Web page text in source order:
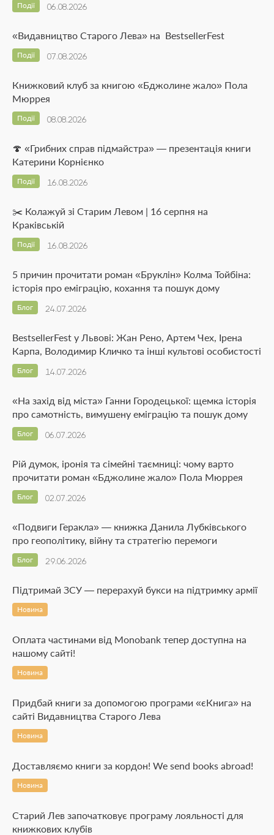
06.08.2026
Події
«Видавництво Старого Лева» на BestsellerFest
07.08.2026
Події
Книжковий клуб за книгою «Бджолине жало» Пола
Мюррея
08.08.2026
Події
🍄 «Грибних справ підмайстра» — презентація книги
Катерини Корнієнко
16.08.2026
Події
✂️ Колажуй зі Старим Левом | 16 серпня на
Краківській
16.08.2026
Події
5 причин прочитати роман «Бруклін» Колма Тойбіна:
історія про еміграцію, кохання та пошук дому
24.07.2026
Блог
BestsellerFest у Львові: Жан Рено, Артем Чех, Ірена
Карпа, Володимир Кличко та інші культові особистості
14.07.2026
Блог
«На захід від міста» Ганни Городецької: щемка історія
про самотність, вимушену еміграцію та пошук дому
06.07.2026
Блог
Рій думок, іронія та сімейні таємниці: чому варто
прочитати роман «Бджолине жало» Пола Мюррея
02.07.2026
Блог
«Подвиги Геракла» — книжка Данила Лубківського
про геополітику, війну та стратегію перемоги
29.06.2026
Блог
Підтримай ЗСУ — перерахуй букси на підтримку армії
Новина
Оплата частинами від Monobank тепер доступна на
нашому сайті!
Новина
Придбай книги за допомогою програми «єКнига» на
сайті Видавництва Старого Лева
Новина
Доставляємо книги за кордон! We send books abroad!
Новина
Старий Лев започатковує програму лояльності для
книжкових клубів